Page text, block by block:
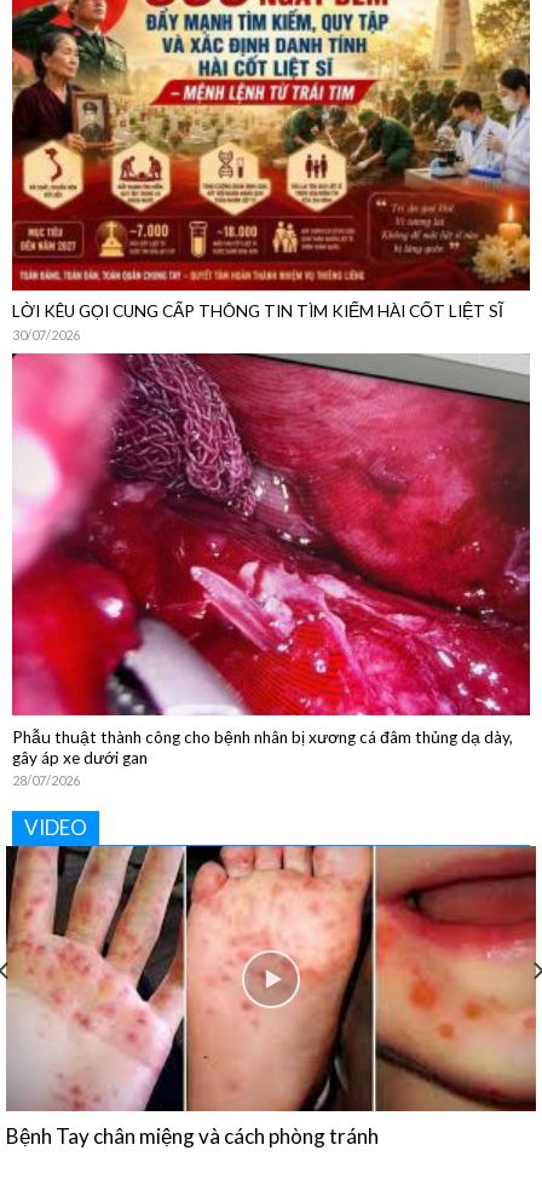
LỜI KÊU GỌI CUNG CẤP THÔNG TIN TÌM KIẾM HÀI CỐT LIỆT SĨ
30/07/2026
Phẫu thuật thành công cho bệnh nhân bị xương cá đâm thủng dạ dày,
gây áp xe dưới gan
28/07/2026
VIDEO
Khoa Vật lý trị liệu và Phục hồi chức năng: “Phục hồi tận
tâm – Nâng tầm cuộc sống”
HOẠT ĐỘNG